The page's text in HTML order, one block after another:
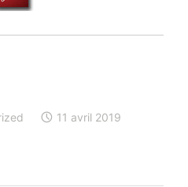
11 avril 2019